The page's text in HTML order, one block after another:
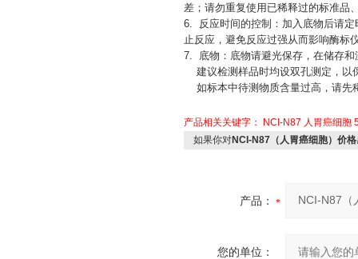
差；请勿重复使用已稀释过的标准品
6. 反应时间的控制：加入底物后请定
止反应，避免反应过强从而影响酶标
7. 底物：底物请避光保存，在储存
建议检测样品时均设双孔测定，以
如标本中待测物质含量过高，请先
产品相关关键字： NCI-N87 人胃癌细胞
如果你对NCI-N87（人胃癌细胞）价格
产品：
您的单位：